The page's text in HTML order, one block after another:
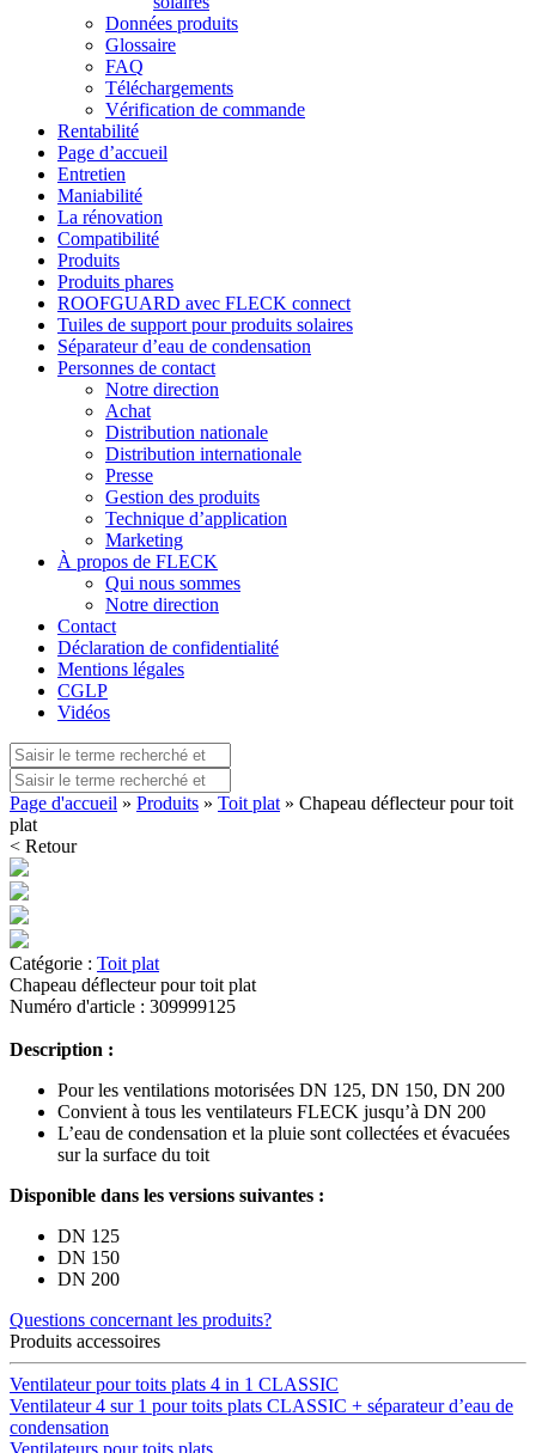
Données produits
Glossaire
FAQ
Téléchargements
Vérification de commande
Rentabilité
Page d’accueil
Entretien
Maniabilité
La rénovation
Compatibilité
Produits
Produits phares
ROOFGUARD avec FLECK connect
Tuiles de support pour produits solaires
Séparateur d’eau de condensation
Personnes de contact
Notre direction
Achat
Distribution nationale
Distribution internationale
Presse
Gestion des produits
Technique d’application
Marketing
À propos de FLECK
Qui nous sommes
Notre direction
Contact
Déclaration de confidentialité
Mentions légales
CGLP
Vidéos
Page d'accueil » Produits » Toit plat » Chapeau déflecteur pour toit
plat
< Retour
Catégorie : Toit plat
Chapeau déflecteur pour toit plat
Numéro d'article : 309999125
Description :
Pour les ventilations motorisées DN 125, DN 150, DN 200
Convient à tous les ventilateurs FLECK jusqu’à DN 200
L’eau de condensation et la pluie sont collectées et évacuées
sur la surface du toit
Disponible dans les versions suivantes :
DN 125
DN 150
DN 200
Questions concernant les produits?
Produits accessoires
Ventilateur pour toits plats 4 in 1 CLASSIC
Ventilateur 4 sur 1 pour toits plats CLASSIC + séparateur d’eau de
condensation
Ventilateurs pour toits plats